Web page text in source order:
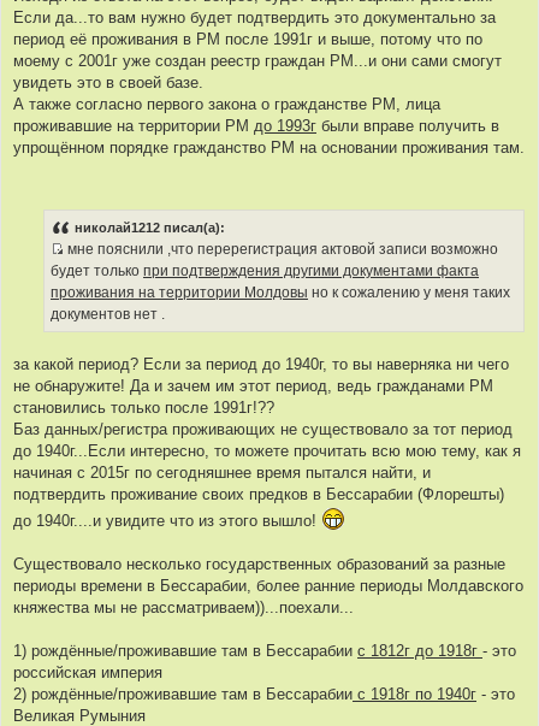
Если да...то вам нужно будет подтвердить это документально за
период её проживания в РМ после 1991г и выше, потому что по
моему с 2001г уже создан реестр граждан РМ...и они сами смогут
увидеть это в своей базе.
А также согласно первого закона о гражданстве РМ, лица
проживавшие на территории РМ до 1993г были вправе получить в
упрощённом порядке гражданство РМ на основании проживания там.
николай1212 писал(а):
И
с
т
о
н
и
к
ц
и
т
а
т
мне пояснили ,что перерегистрация актовой записи возможно
будет только при подтверждения другими документами факта
проживания на территории Молдовы но к сожалению у меня таких
документов нет .
за какой период? Если за период до 1940г, то вы наверняка ни чего
не обнаружите! Да и зачем им этот период, ведь гражданами РМ
становились только после 1991г!??
Баз данных/регистра проживающих не существовало за тот период
до 1940г...Если интересно, то можете прочитать всю мою тему, как я
начиная с 2015г по сегодняшнее время пытался найти, и
подтвердить проживание своих предков в Бессарабии (Флорешты)
до 1940г....и увидите что из этого вышло!
Существовало несколько государственных образований за разные
периоды времени в Бессарабии, более ранние периоды Молдавского
княжества мы не рассматриваем))...поехали...
1) рождённые/проживавшие там в Бессарабии с 1812г до 1918г - это
российская империя
2) рождённые/проживавшие там в Бессарабии с 1918г по 1940г - это
Великая Румыния